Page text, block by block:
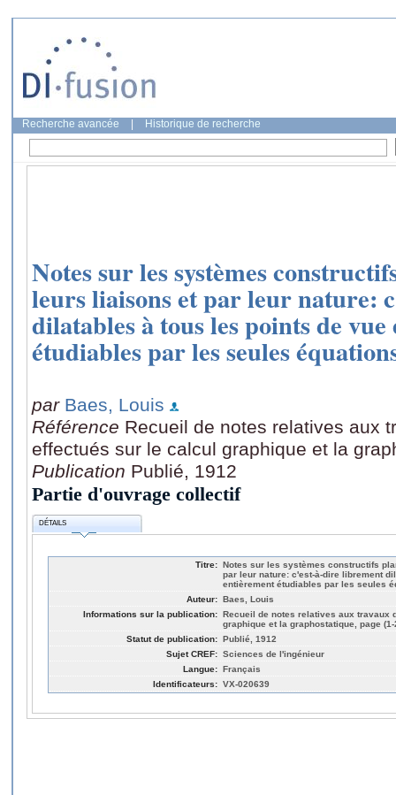
Recherche avancée Historique de recherche
Notes sur les systèmes
leurs liaisons et par leur nature:
dilatables à tous les points de
étudiables par les seules
par Baes, Louis
Référence Recueil de notes relatives aux
effectués sur le calcul graphique et la
Publication Publié, 1912
Partie d'ouvrage collectif
DÉTAILS
Titre: Notes sur les systèmes constructifs
par leur nature: c'est-à-dire librement
entièrement étudiables par les seules
Auteur: Baes, Louis
Informations sur la publication: Recueil de notes relatives aux travaux
graphique et la graphostatique, page (1-
Statut de publication: Publié, 1912
Sujet CREF: Sciences de l'ingénieur
Langue: Français
Identificateurs: VX-020639